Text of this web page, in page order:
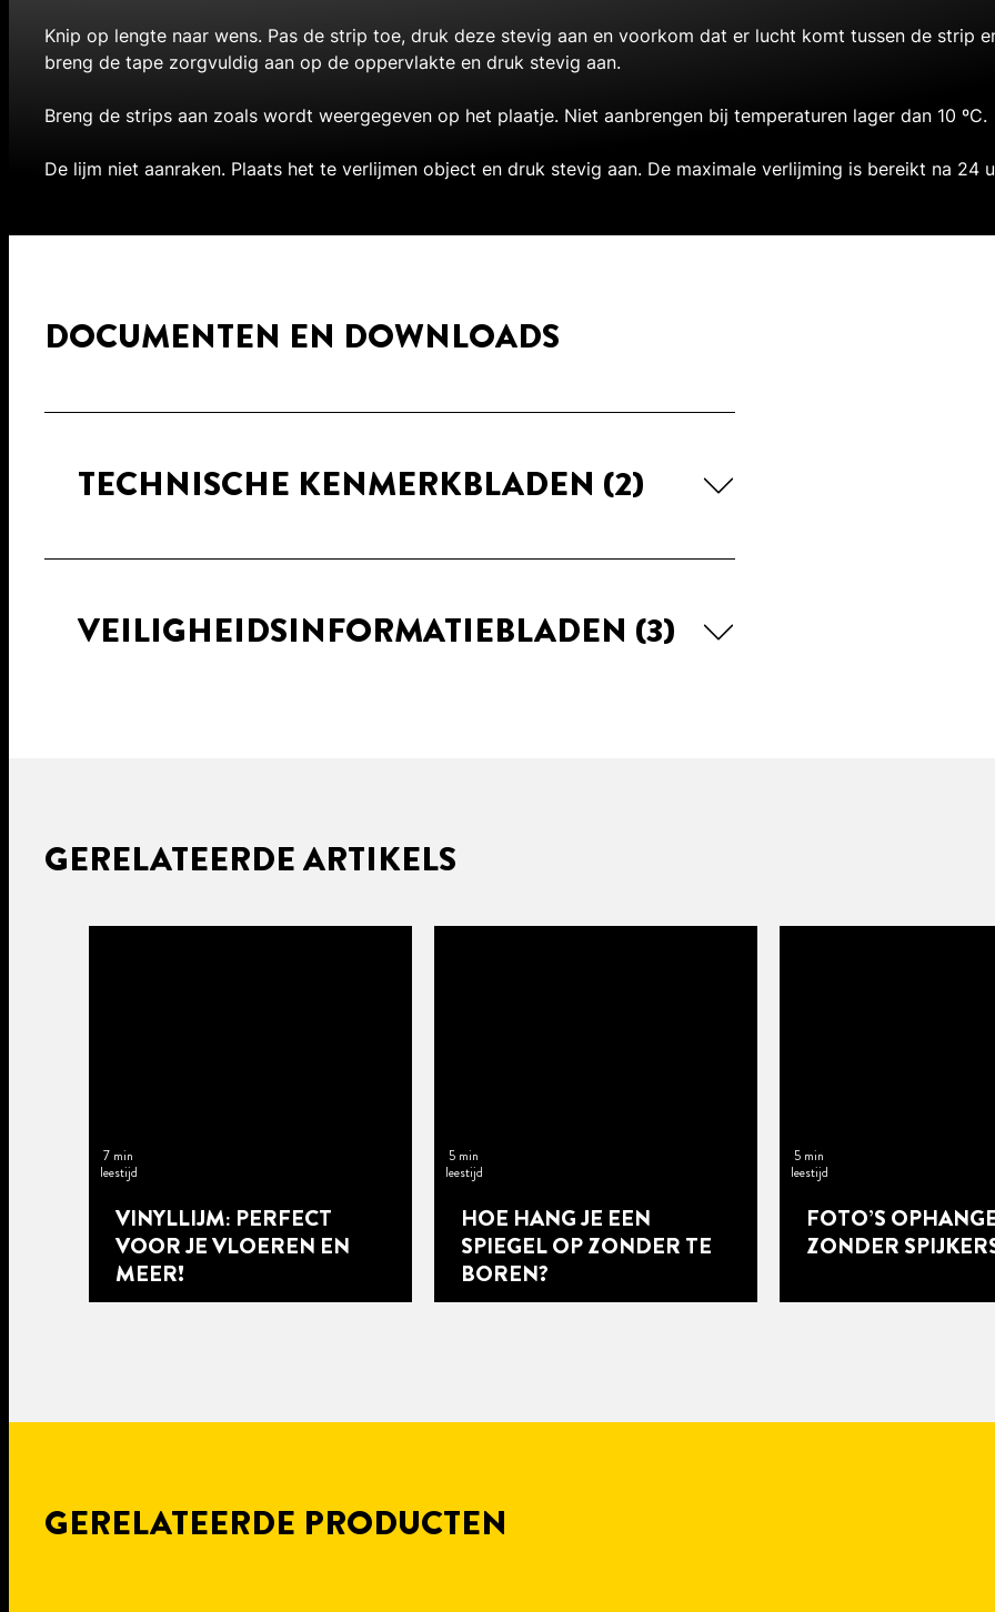
Knip op lengte naar wens. Pas de strip toe, druk deze stevig aan en voorkom dat er lucht komt tussen de strip
breng de tape zorgvuldig aan op de oppervlakte en druk stevig aan.
Breng de strips aan zoals wordt weergegeven op het plaatje. Niet aanbrengen bij temperaturen lager dan 10 ºC.
De lijm niet aanraken. Plaats het te verlijmen object en druk stevig aan. De maximale verlijming is bereikt na 24
DOCUMENTEN EN DOWNLOADS
TECHNISCHE KENMERKBLADEN (2)
VEILIGHEIDSINFORMATIEBLADEN (3)
GERELATEERDE ARTIKELS
7 min
leestijd
VINYLLIJM: PERFECT
VOOR JE VLOEREN EN
MEER!
5 min
leestijd
HOE HANG JE EEN
SPIEGEL OP ZONDER TE
BOREN?
5 min
leestijd
FOTO’S
ZONDER
GERELATEERDE PRODUCTEN